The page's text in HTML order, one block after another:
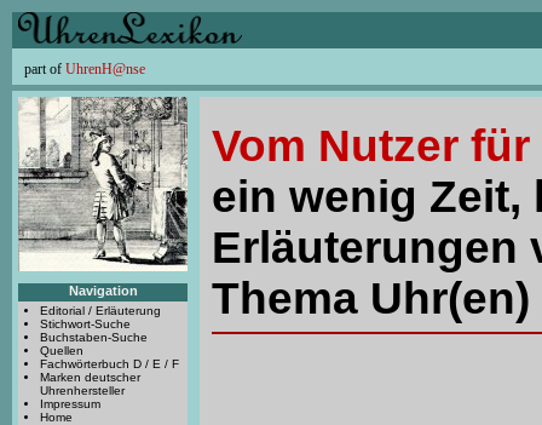
part of UhrenH@nse
Navigation
Editorial / Erläuterung
Stichwort-Suche
Buchstaben-Suche
Quellen
Fachwörterbuch D / E / F
Marken deutscher
Uhrenhersteller
Impressum
Home
Vom Nutzer
ein wenig Zeit,
Erläuterungen
Thema